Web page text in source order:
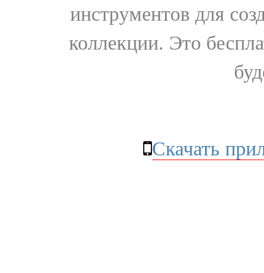
инструментов для
коллекции. Это
Скачать